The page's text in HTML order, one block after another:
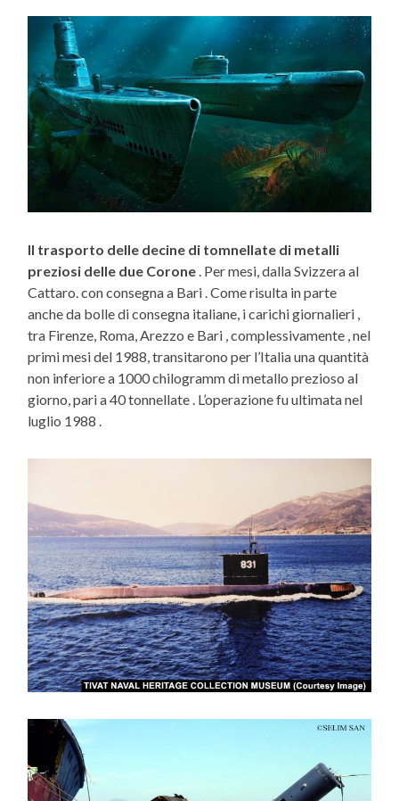
Il trasporto delle decine di tomnellate di metalli
preziosi delle due Corone . Per mesi, dalla Svizzera al
Cattaro. con consegna a Bari . Come risulta in parte
anche da bolle di consegna italiane, i carichi giornalieri ,
tra Firenze, Roma, Arezzo e Bari , complessivamente , nel
primi mesi del 1988, transitarono per l’Italia una quantità
non inferiore a 1000 chilogramm di metallo prezioso al
giorno, pari a 40 tonnellate . L’operazione fu ultimata nel
luglio 1988 .